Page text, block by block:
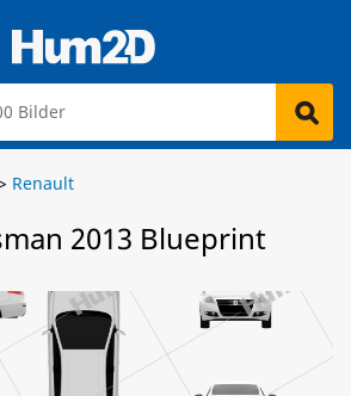
Renault
2013 Blueprint